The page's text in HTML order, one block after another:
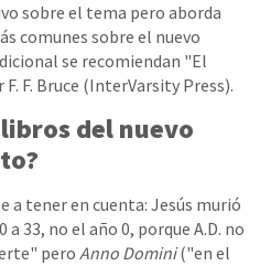
sobre el tema pero aborda
comunes sobre el nuevo
se recomiendan "El
F. Bruce (InterVarsity Press).
del nuevo
a tener en cuenta: Jesús murió
33, no el año 0, porque A.D. no
pero Anno Domini("en el